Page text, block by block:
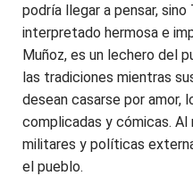
podría llegar a pensar,
interpretado hermosa e
Muñoz, es un lechero del
las tradiciones mientras
desean casarse por amor,
complicadas y cómicas.
militares y políticas
el pueblo.